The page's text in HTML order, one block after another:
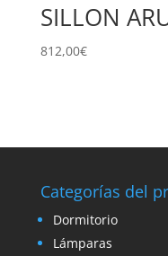
SILLON
812,00€
Categorías del
Dormitorio
Lámparas